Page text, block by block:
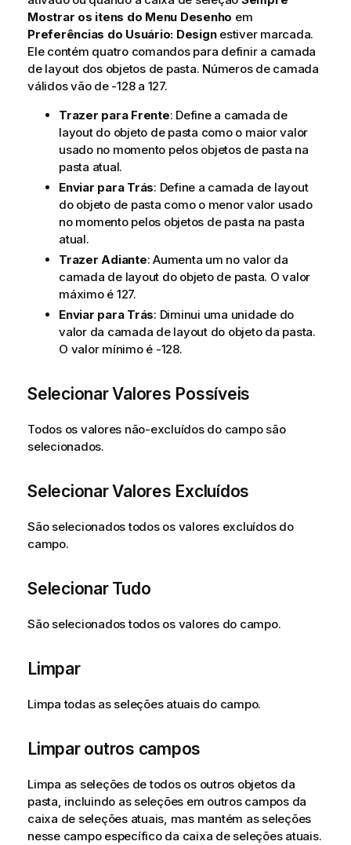
Mostrar os itens do Menu Desenho em
Preferências do Usuário: Designestiver marcada.
Ele contém quatro comandos para definir a camada
de layout dos objetos de pasta. Números de camada
válidos vão de -128 a 127.
Trazer para Frente: Define a camada de
layout do objeto de pasta como o maior valor
usado no momento pelos objetos de pasta na
pasta atual.
Enviar para Trás: Define a camada de layout
do objeto de pasta como o menor valor usado
no momento pelos objetos de pasta na pasta
atual.
Trazer Adiante: Aumenta um no valor da
camada de layout do objeto de pasta. O valor
máximo é 127.
Enviar para Trás: Diminui uma unidade do
valor da camada de layout do objeto da pasta.
O valor mínimo é -128.
Selecionar Valores Possíveis
Todos os valores não-excluídos do campo são
selecionados.
Selecionar Valores Excluídos
São selecionados todos os valores excluídos do
campo.
Selecionar Tudo
São selecionados todos os valores do campo.
Limpar
Limpa todas as seleções atuais do campo.
Limpar outros campos
Limpa as seleções de todos os outros objetos da
pasta, incluindo as seleções em outros campos da
caixa de seleções atuais, mas mantém as seleções
nesse campo específico da caixa de seleções atuais.